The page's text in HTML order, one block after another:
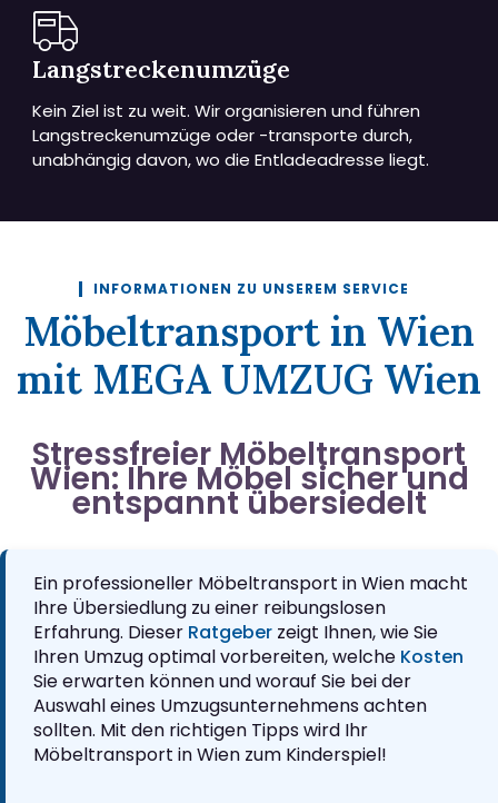
Langstreckenumzüge
Kein Ziel ist zu weit. Wir organisieren und führen
Langstreckenumzüge oder -transporte durch,
unabhängig davon, wo die Entladeadresse liegt.
INFORMATIONEN ZU UNSEREM SERVICE
Möbeltransport in Wien
mit MEGA UMZUG Wien
Stressfreier Möbeltransport
Wien: Ihre Möbel sicher und
entspannt übersiedelt
Ein professioneller Möbeltransport in Wien macht
Ihre Übersiedlung zu einer reibungslosen
Erfahrung. Dieser Ratgeber zeigt Ihnen, wie Sie
Ihren Umzug optimal vorbereiten, welche Kosten
Sie erwarten können und worauf Sie bei der
Auswahl eines Umzugsunternehmens achten
sollten. Mit den richtigen Tipps wird Ihr
Möbeltransport in Wien zum Kinderspiel!